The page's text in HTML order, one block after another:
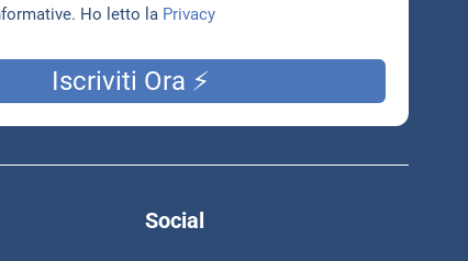
Ho letto la Privacy
Iscriviti Ora ⚡
Social